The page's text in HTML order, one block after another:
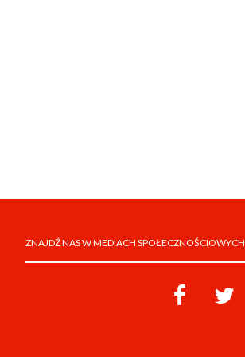
ZNAJDŹ NAS W MEDIACH SPOŁECZNOŚCIOWYCH